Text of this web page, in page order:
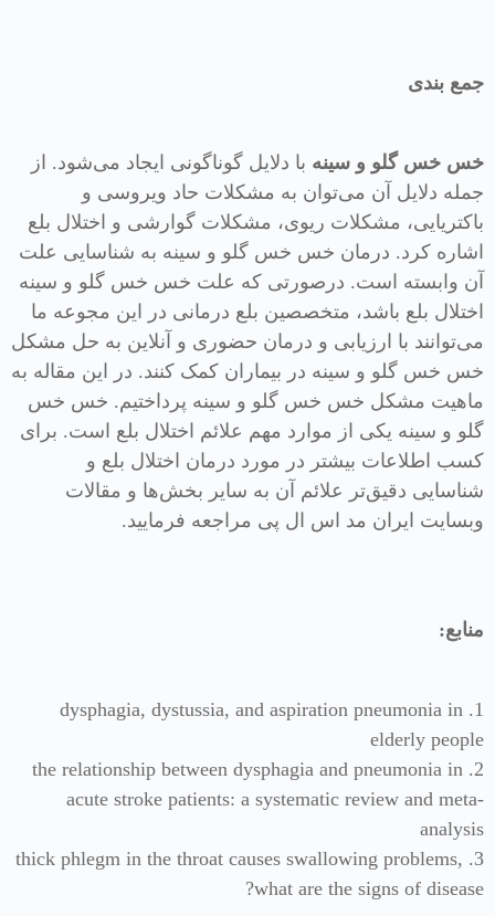
جمع بندی
خس خس گلو و سینه با دلایل گوناگونی ایجاد می‌شود. از
جمله دلایل آن می‌توان به مشکلات حاد ویروسی و
باکتریایی، مشکلات ریوی، مشکلات گوارشی و اختلال بلع
اشاره کرد. درمان خس خس گلو و سینه به شناسایی علت
آن وابسته است. درصورتی که علت خس خس گلو و سینه
اختلال بلع باشد، متخصصین بلع درمانی در این مجوعه ما
می‎‌توانند با ارزیابی و درمان حضوری و آنلاین به حل مشکل
خس خس گلو و سینه در بیماران کمک کنند. در این مقاله به
ماهیت مشکل خس خس گلو و سینه پرداختیم. خس خس
گلو و سینه یکی از موارد مهم علائم اختلال بلع است. برای
کسب اطلاعات بیشتر در مورد درمان اختلال بلع و
شناسایی دقیق‌تر علائم آن به سایر بخش‌ها و مقالات
وبسایت ایران مد اس ال پی مراجعه فرمایید.
منابع:
1. dysphagia, dystussia, and aspiration pneumonia in
elderly people
2. the relationship between dysphagia and pneumonia in
acute stroke patients: a systematic review and meta-
analysis
3. thick phlegm in the throat causes swallowing problems,
what are the signs of disease?